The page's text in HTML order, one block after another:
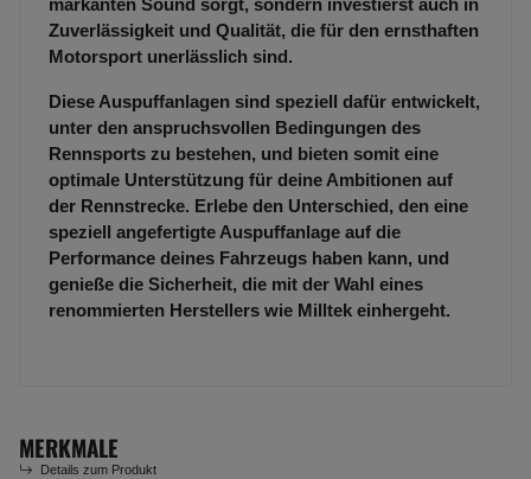
markanten Sound sorgt, sondern investierst auch in
Zuverlässigkeit und Qualität, die für den ernsthaften
Motorsport unerlässlich sind.
Diese Auspuffanlagen sind speziell dafür entwickelt,
unter den anspruchsvollen Bedingungen des
Rennsports zu bestehen, und bieten somit eine
optimale Unterstützung für deine Ambitionen auf
der Rennstrecke. Erlebe den Unterschied, den eine
speziell angefertigte Auspuffanlage auf die
Performance deines Fahrzeugs haben kann, und
genieße die Sicherheit, die mit der Wahl eines
renommierten Herstellers wie Milltek einhergeht.
MERKMALE
Details zum Produkt